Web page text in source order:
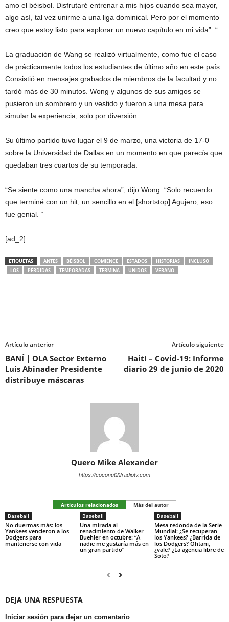
amo el béisbol. Disfrutaré entrenar a mis hijos cuando sea mayor,
algo así, tal vez unirme a una liga dominical. Pero por el momento
creo que estoy listo para explorar un nuevo capítulo en mi vida”. “
La graduación de Wang se realizó virtualmente, como fue el caso
de prácticamente todos los estudiantes de último año en este país.
Consistió en mensajes grabados de miembros de la facultad y no
tardó más de 30 minutos. Wong y algunos de sus amigos se
pusieron un sombrero y un vestido y fueron a una mesa para
simular la experiencia, solo por diversión.
Su último partido tuvo lugar el 9 de marzo, una victoria de 17-0
sobre la Universidad de Dallas en un momento en que parecía que
quedaban tres cuartos de su temporada.
“Se siente como una mancha ahora”, dijo Wong. “Solo recuerdo
que terminé con un hit, un sencillo en el [shortstop] Agujero, eso
fue genial. “
[ad_2]
ETIQUETAS ANTES BÉISBOL COMIENCE ESTADOS HISTORIAS
INCLUSO
LOS
PÉRDIDAS TEMPORADAS TERMINA UNIDOS VERANO
Artículo anterior
BANÍ | OLA Sector Externo
Luis Abinader Presidente
distribuye máscaras
Artículo siguiente
Haití – Covid-19: Informe
diario 29 de junio de 2020
Quero Mike Alexander
https://coconut22radiotv.com
Artículos relacionados
Más del autor
Baseball
No duermas más: los
Yankees vencieron a los
Dodgers para
mantenerse con vida
Baseball
Una mirada al
renacimiento de Walker
Buehler en octubre: “A
nadie me gustaría más en
un gran partido”
Baseball
Mesa redonda de la Serie
Mundial: ¿Se recuperan
los Yankees? ¿Barrida de
los Dodgers? Ohtani,
¿vale? ¿La agencia libre de
Soto?
DEJA UNA RESPUESTA
Iniciar sesión para dejar un comentario